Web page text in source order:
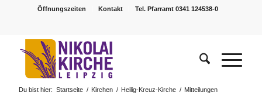
Öffnungszeiten Kontakt Tel. Pfarramt 0341 124538-0
Du bist hier: Startseite / Kirchen / Heilig-Kreuz-Kirche / Mitteilungen